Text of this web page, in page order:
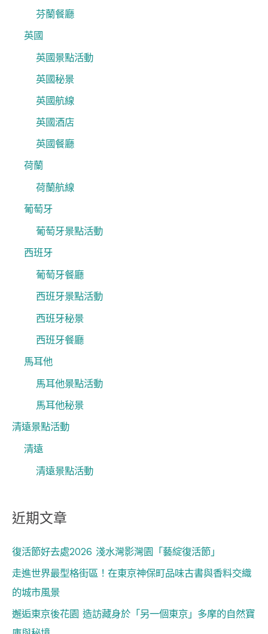
芬蘭餐廳
英國
英國景點活動
英國秘景
英國航線
英國酒店
英國餐廳
荷蘭
荷蘭航線
葡萄牙
葡萄牙景點活動
西班牙
葡萄牙餐廳
西班牙景點活動
西班牙秘景
西班牙餐廳
馬耳他
馬耳他景點活動
馬耳他秘景
清遠景點活動
清遠
清遠景點活動
近期文章
復活節好去處2026 淺水灣影灣園「藝綻復活節」
走進世界最型格街區！在東京神保町品味古書與香料交織
的城市風景
邂逅東京後花園 造訪藏身於「另一個東京」多摩的自然寶